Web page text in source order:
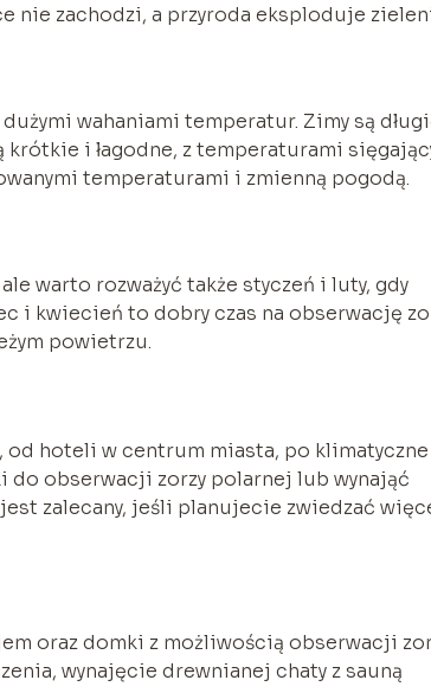
nie zachodzi, a przyroda eksploduje
wahaniami temperatur. Zimy są
krótkie i łagodne, z temperaturami
temperaturami i zmienną pogodą.
warto rozważyć także styczeń i luty, gdy
i kwiecień to dobry czas na obserwację
powietrzu.
hoteli w centrum miasta, po klimatyczne
do obserwacji zorzy polarnej lub wynająć
zalecany, jeśli planujecie zwiedzać
oraz domki z możliwością obserwacji
wynajęcie drewnianej chaty z sauną